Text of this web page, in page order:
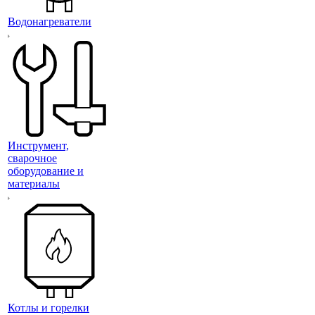
Водонагреватели
Инструмент,
сварочное
оборудование и
материалы
Котлы и горелки